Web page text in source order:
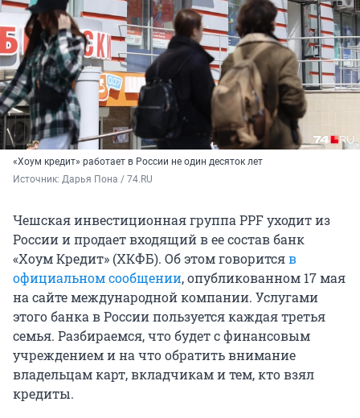
«Хоум кредит» работает в России не один десяток лет
Источник: Дарья Пона / 74.RU
Чешская инвестиционная группа PPF уходит из
России и продает входящий в ее состав банк
«Хоум Кредит» (ХКФБ). Об этом говоритсяв
официальном сообщении, опубликованном 17 мая
на сайте международной компании. Услугами
этого банка в России пользуется каждая третья
семья. Разбираемся, что будет с финансовым
учреждением и на что обратить внимание
владельцам карт, вкладчикам и тем, кто взял
кредиты.